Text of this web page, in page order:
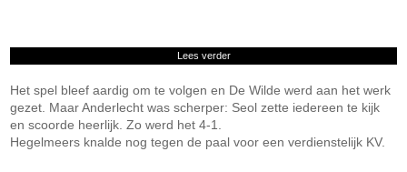
Lees verder
Het spel bleef aardig om te volgen en De Wilde werd aan het werk
gezet. Maar Anderlecht was scherper: Seol zette iedereen te kijk
en scoorde heerlijk. Zo werd het 4-1.
Hegelmeers knalde nog tegen de paal voor een verdienstelijk KV.